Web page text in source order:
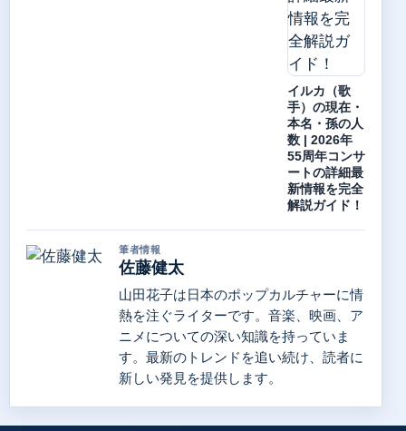
イルカ（歌
手）の現在・
本名・孫の人
数 | 2026年
55周年コンサ
ートの詳細最
新情報を完全
解説ガイド！
筆者情報
佐藤健太
山田花子は日本のポップカルチャーに情
熱を注ぐライターです。音楽、映画、ア
ニメについての深い知識を持っていま
す。最新のトレンドを追い続け、読者に
新しい発見を提供します。